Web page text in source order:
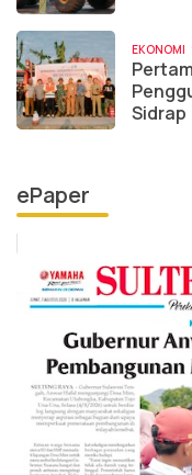
EKONOMI
Sidrap
ePaper